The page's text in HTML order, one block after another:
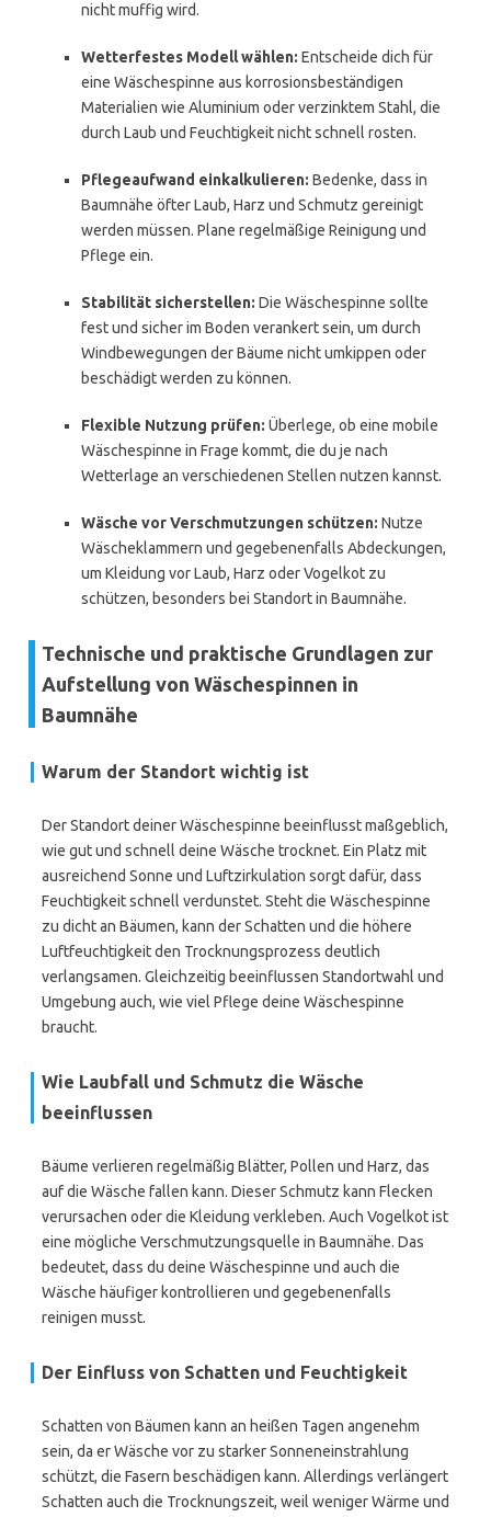
nicht muffig wird.
Wetterfestes Modell wählen: Entscheide dich für
eine Wäschespinne aus korrosionsbeständigen
Materialien wie Aluminium oder verzinktem Stahl, die
durch Laub und Feuchtigkeit nicht schnell rosten.
Pflegeaufwand einkalkulieren: Bedenke, dass in
Baumnähe öfter Laub, Harz und Schmutz gereinigt
werden müssen. Plane regelmäßige Reinigung und
Pflege ein.
Stabilität sicherstellen: Die Wäschespinne sollte
fest und sicher im Boden verankert sein, um durch
Windbewegungen der Bäume nicht umkippen oder
beschädigt werden zu können.
Flexible Nutzung prüfen: Überlege, ob eine mobile
Wäschespinne in Frage kommt, die du je nach
Wetterlage an verschiedenen Stellen nutzen kannst.
Wäsche vor Verschmutzungen schützen: Nutze
Wäscheklammern und gegebenenfalls Abdeckungen,
um Kleidung vor Laub, Harz oder Vogelkot zu
schützen, besonders bei Standort in Baumnähe.
Technische und praktische Grundlagen zur
Aufstellung von Wäschespinnen in
Baumnähe
Warum der Standort wichtig ist
Der Standort deiner Wäschespinne beeinflusst maßgeblich,
wie gut und schnell deine Wäsche trocknet. Ein Platz mit
ausreichend Sonne und Luftzirkulation sorgt dafür, dass
Feuchtigkeit schnell verdunstet. Steht die Wäschespinne
zu dicht an Bäumen, kann der Schatten und die höhere
Luftfeuchtigkeit den Trocknungsprozess deutlich
verlangsamen. Gleichzeitig beeinflussen Standortwahl und
Umgebung auch, wie viel Pflege deine Wäschespinne
braucht.
Wie Laubfall und Schmutz die Wäsche
beeinflussen
Bäume verlieren regelmäßig Blätter, Pollen und Harz, das
auf die Wäsche fallen kann. Dieser Schmutz kann Flecken
verursachen oder die Kleidung verkleben. Auch Vogelkot ist
eine mögliche Verschmutzungsquelle in Baumnähe. Das
bedeutet, dass du deine Wäschespinne und auch die
Wäsche häufiger kontrollieren und gegebenenfalls
reinigen musst.
Der Einfluss von Schatten und Feuchtigkeit
Schatten von Bäumen kann an heißen Tagen angenehm
sein, da er Wäsche vor zu starker Sonneneinstrahlung
schützt, die Fasern beschädigen kann. Allerdings verlängert
Schatten auch die Trocknungszeit, weil weniger Wärme und